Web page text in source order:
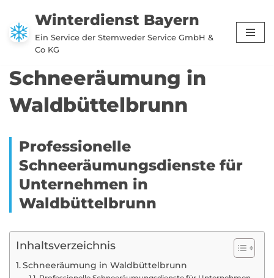
Zum
Inhalt
Winterdienst Bayern
Ein Service der Stemweder Service GmbH &
Co KG
Schneeräumung in
Waldbüttelbrunn
Professionelle
Schneeräumungsdienste für
Unternehmen in
Waldbüttelbrunn
Inhaltsverzeichnis
Schneeräumung in Waldbüttelbrunn